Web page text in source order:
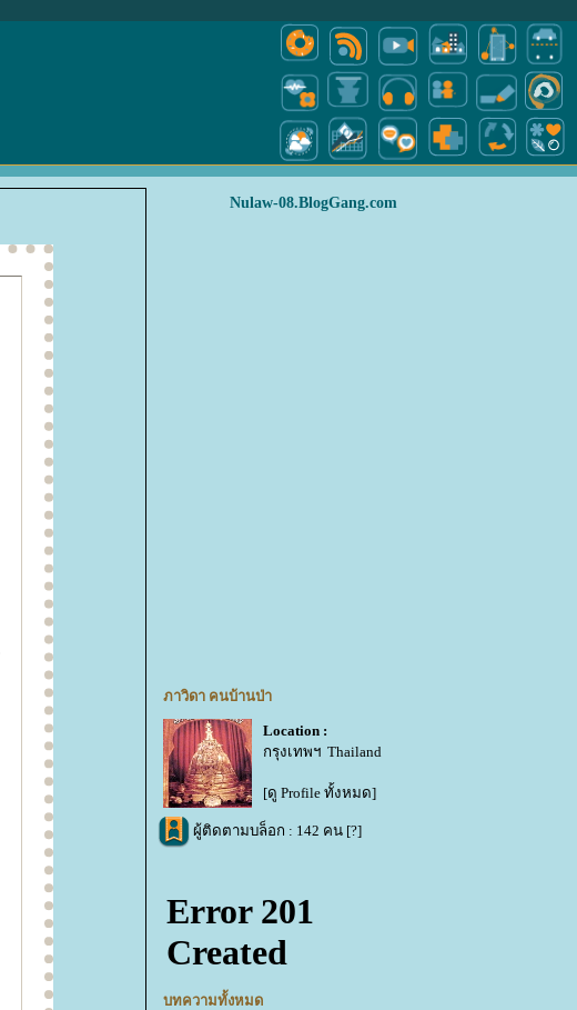
Nulaw-08.BlogGang.com
ภาวิดา คนบ้านป่า
Location :
กรุงเทพฯ Thailand
[ดู Profile ทั้งหมด]
ผู้ติดตามบล็อก : 142 คน [?]
บทความทั้งหมด